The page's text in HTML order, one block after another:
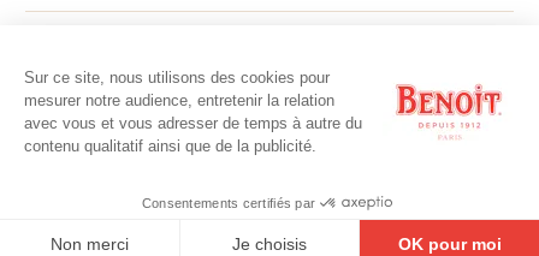
Website bySYMEDIANE